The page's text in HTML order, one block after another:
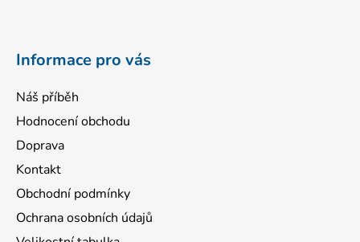
Informace pro vás
Náš příběh
Hodnocení obchodu
Doprava
Kontakt
Obchodní podmínky
Ochrana osobních údajů